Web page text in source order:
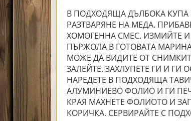
В ПОДХОДЯЩА ДЪЛБОКА КУПА
РАЗТВАРЯНЕ НА МЕДА.
ХОМОГЕННА СМЕС. ИЗМИЙТЕ
ПЪРЖОЛА В ГОТОВАТА
МОЖЕ ДА ВИДИТЕ ОТ
ЗАЛЕЙТЕ. ЗАХЛУПЕТЕ ГИ И ГИ
НАРЕДЕТЕ В ПОДХОДЯЩА
АЛУМИНИЕВО ФОЛИО И ГИ
КРАЯ МАХНЕТЕ ФОЛИОТО И
КОРИЧКА. СЕРВИРАЙТЕ С